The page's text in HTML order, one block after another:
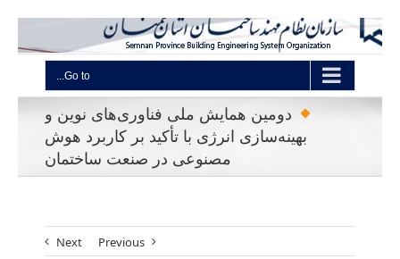
Go to...
دومین همایش ملی فناوری‌های نوین و
بهینه‌سازی انرژی با تأکید بر کاربرد هوش
مصنوعی در صنعت ساختمان
Previous
Next